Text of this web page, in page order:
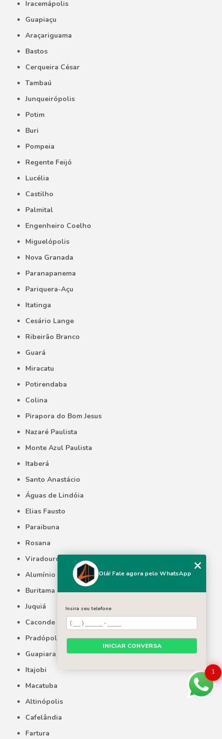
Iracemápolis
Guapiaçu
Araçariguama
Bastos
Cerqueira César
Tambaú
Junqueirópolis
Potim
Buri
Pompeia
Regente Feijó
Lucélia
Castilho
Palmital
Engenheiro Coelho
Miguelópolis
Nova Granada
Paranapanema
Pariquera-Açu
Itatinga
Cesário Lange
Ribeirão Branco
Guará
Miracatu
Potirendaba
Colina
Pirapora do Bom Jesus
Nazaré Paulista
Monte Azul Paulista
Itaberá
Santo Anastácio
Águas de Lindóia
Elias Fausto
Paraibuna
Rosana
Viradouro
Alumínio
Buritama
Juquiá
Caconde
Pradópolis
Guapiara
Itajobi
Macatuba
Altinópolis
Cafelândia
Fartura
1
Olá! Fale agora pelo WhatsApp
Insira seu telefone
INICIAR CONVERSA